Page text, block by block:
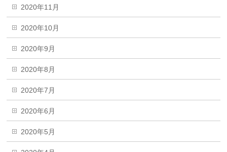
2020年11月
2020年10月
2020年9月
2020年8月
2020年7月
2020年6月
2020年5月